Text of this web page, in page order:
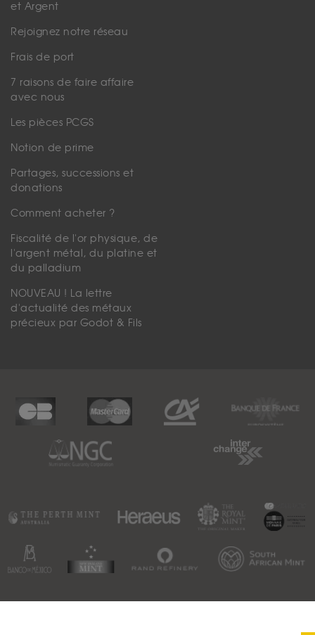
et Argent
Rejoignez notre réseau
Frais de port
7 raisons de faire affaire
avec nous
Les pièces PCGS
Notion de prime
Partages, successions et
donations
Comment acheter ?
Fiscalité de l'or physique, de
l'argent métal, du platine et
du palladium
NOUVEAU ! La lettre
d'actualité des métaux
précieux par Godot & Fils